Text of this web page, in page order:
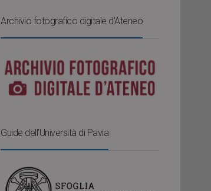
Archivio fotografico digitale d’Ateneo
Guide dell’Università di Pavia